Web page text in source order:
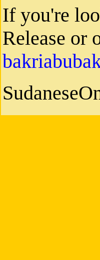
If you're
Release or